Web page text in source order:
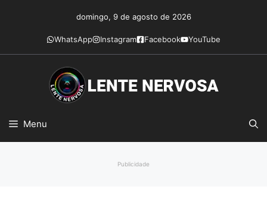
conteúdo
domingo, 9 de agosto de 2026
WhatsApp Instagram Facebook YouTube
Menu
Publicidade